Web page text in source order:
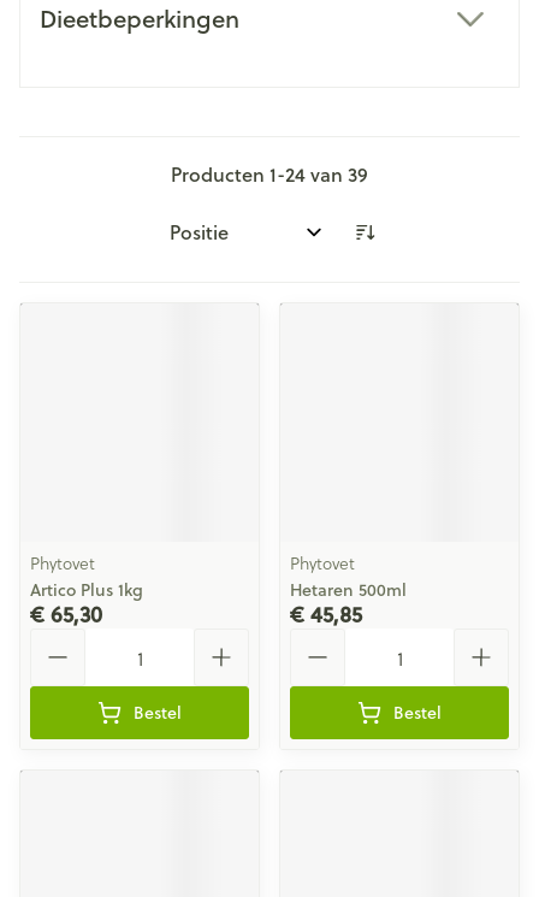
Dieetbeperkingen
Producten 1-24van 39
Sorteer op:
Phytovet
Artico Plus 1kg
€ 65,30
Bestel
Phytovet
Hetaren 500ml
€ 45,85
Bestel